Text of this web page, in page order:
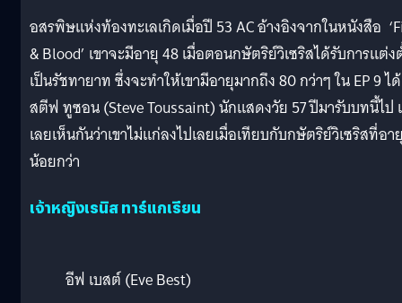
อสรพิษแห่งท้องทะเลเกิดเมื่อปี 53 AC อ้างอิงจากในหนังสือ
& Blood’ เขาจะมีอายุ 48 เมื่อตอนกษัตริย์วิเซริสได้รับการแต่ง
เป็นรัชทายาท ซึ่งจะทำให้เขามีอายุมากถึง 80 กว่าๆ ใน EP 9 ได้
สตีฟ ทูซอน (Steve Toussaint) นักแสดงวัย 57 ปีมารับบทนี้ไป
เลยเห็นกันว่าเขาไม่แก่ลงไปเลยเมื่อเทียบกับกษัตริย์วิเซริสที่อา
น้อยกว่า
เจ้าหญิงเรนิส ทาร์แกเรียน
อีฟ เบสต์ (Eve Best)